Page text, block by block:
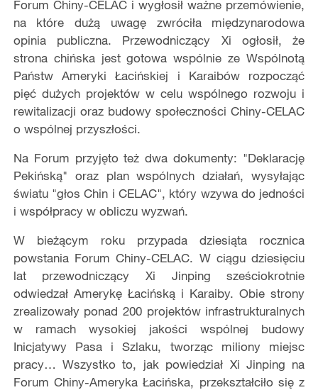
Forum Chiny-CELAC i wygłosił ważne przemówienie,
na które dużą uwagę zwróciła międzynarodowa
opinia publiczna. Przewodniczący Xi ogłosił, że
strona chińska jest gotowa wspólnie ze Wspólnotą
Państw Ameryki Łacińskiej i Karaibów rozpocząć
pięć dużych projektów w celu wspólnego rozwoju i
rewitalizacji oraz budowy społeczności Chiny-CELAC
o wspólnej przyszłości.
Na Forum przyjęto też dwa dokumenty: "Deklarację
Pekińską" oraz plan wspólnych działań, wysyłając
światu "głos Chin i CELAC", który wzywa do jedności
i współpracy w obliczu wyzwań.
W bieżącym roku przypada dziesiąta rocznica
powstania Forum Chiny-CELAC. W ciągu dziesięciu
lat przewodniczący Xi Jinping sześciokrotnie
odwiedzał Amerykę Łacińską i Karaiby. Obie strony
zrealizowały ponad 200 projektów infrastrukturalnych
w ramach wysokiej jakości wspólnej budowy
Inicjatywy Pasa i Szlaku, tworząc miliony miejsc
pracy… Wszystko to, jak powiedział Xi Jinping na
Forum Chiny-Ameryka Łacińska, przekształciło się z